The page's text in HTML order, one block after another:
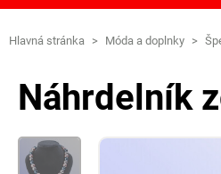
Hlavná stránka > Móda a doplnky >
Náhrdelník